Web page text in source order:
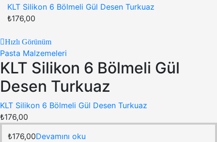
KLT Silikon 6 Bölmeli Gül Desen Turkuaz
₺176,00
Hızlı Görünüm
Pasta Malzemeleri
KLT Silikon 6 Bölmeli Gül
Desen Turkuaz
KLT Silikon 6 Bölmeli Gül Desen Turkuaz
₺176,00
₺176,00Devamını oku